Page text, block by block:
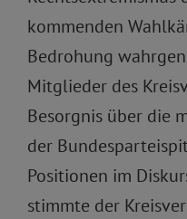
kommenden
Bedrohung
Mitglieder des
Besorgnis über die
der
Positionen im
stimmte der